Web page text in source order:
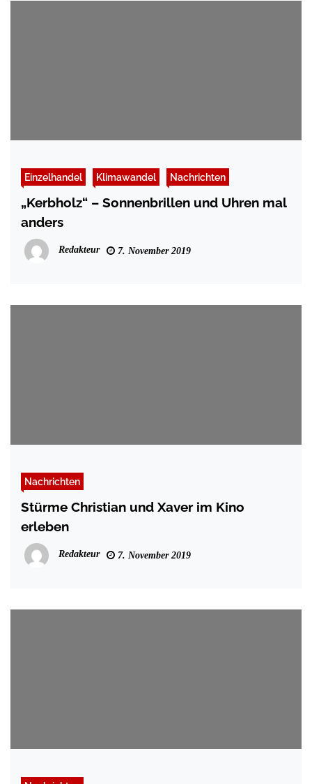
Einzelhandel Klimawandel Nachrichten
„Kerbholz“ – Sonnenbrillen und Uhren mal
anders
Redakteur 7. November 2019
Nachrichten
Stürme Christian und Xaver im Kino
erleben
Redakteur 7. November 2019